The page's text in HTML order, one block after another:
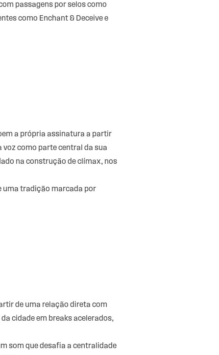
passagens por selos como
como Enchant & Deceive e
a própria assinatura a partir
como parte central da sua
na construção de clímax, nos
uma tradição marcada por
de uma relação direta com
cidade em breaks acelerados,
som que desafia a centralidade